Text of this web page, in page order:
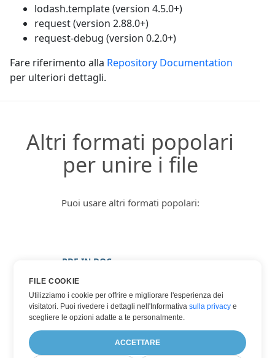
lodash.template (version 4.5.0+)
request (version 2.88.0+)
request-debug (version 0.2.0+)
Fare riferimento alla Repository Documentation
per ulteriori dettagli.
Altri formati popolari
per unire i file
Puoi usare altri formati popolari:
PDF IN DOC
PDF IN IMMAGINE
PDF IN JPG
PDF IN PNG
FILE COOKIE
Utilizziamo i cookie per offrire e migliorare l'esperienza dei
visitatori. Puoi rivedere i dettagli nell'Informativasulla privacy e
scegliere le opzioni adatte a te personalmente.
ACCETTARE